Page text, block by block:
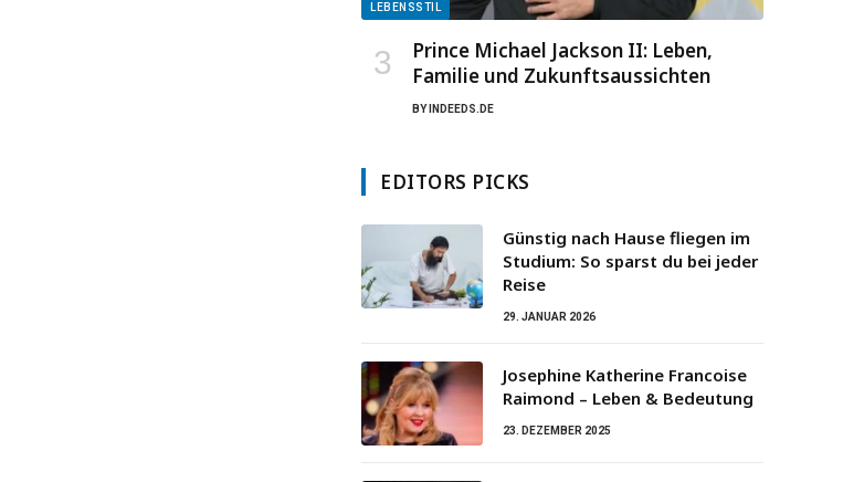
LEBENSSTIL
Prince Michael Jackson II: Leben,
Familie und Zukunftsaussichten
BY INDEEDS.DE
EDITORS PICKS
Günstig nach Hause fliegen im
Studium: So sparst du bei jeder
Reise
29. JANUAR 2026
Josephine Katherine Francoise
Raimond – Leben & Bedeutung
23. DEZEMBER 2025